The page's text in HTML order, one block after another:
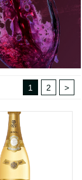
1 2 >